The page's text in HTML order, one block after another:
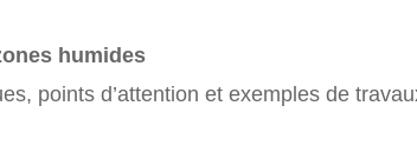
humides
points d’attention et exemples de